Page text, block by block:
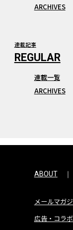
ARCHIVES
連載記事
連載一覧
ARCHIVES
ABOUT
メールマガ
広告・コラ